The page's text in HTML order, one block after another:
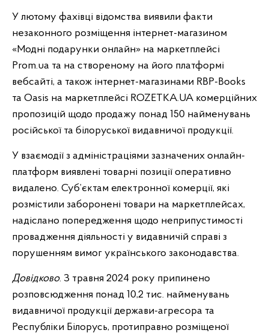
У лютому фахівці відомства виявили факти
незаконного розміщення інтернет-магазином
«Модні подарунки онлайн» на маркетплейсі
Prom.ua та на створеному на його платформі
вебсайті, а також інтернет-магазинами RBP-Books
та Oasis на маркетплейсі ROZETKA.UA комерційних
пропозицій щодо продажу понад 150 найменувань
російської та білоруської видавничої продукції.
У взаємодії з адміністраціями зазначених онлайн-
платформ виявлені товарні позиції оперативно
видалено. Суб’єктам електронної комерції, які
розмістили заборонені товари на маркетплейсах,
надіслано попередження щодо неприпустимості
провадження діяльності у видавничій справі з
порушенням вимог українського законодавства.
Довідково. З травня 2024 року припинено
розповсюдження понад 10,2 тис. найменувань
видавничої продукції держави-агресора та
Республіки Білорусь, протиправно розміщеної